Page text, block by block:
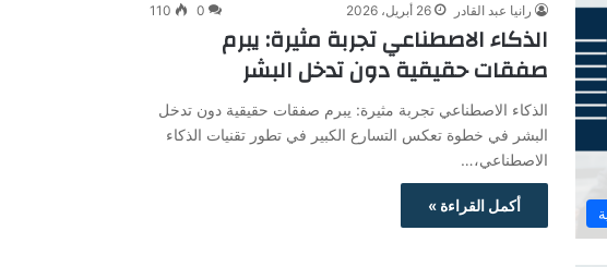
رانيا عبد القادر 26 أبريل، 2026 0
110
الذكاء الاصطناعي تجربة مثيرة: يبرم
صفقات حقيقية دون تدخل البشر
الذكاء الاصطناعي تجربة مثيرة: يبرم صفقات حقيقية دون تدخل
البشر في خطوة تعكس التسارع الكبير في تطور تقنيات الذكاء
الاصطناعي،…
أكمل القراءة »